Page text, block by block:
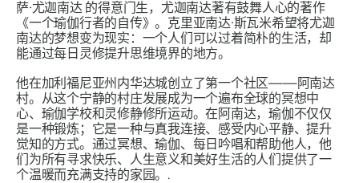
萨·尤迦南达 的得意门生，尤迦南达著有鼓舞人心的著作
《一个瑜伽行者的自传》。克里亚南达·斯瓦米希望将尤迦
南达的梦想变为现实：一个人们可以过着简朴的生活，却
能通过每日灵修提升思维境界的地方。
他在加利福尼亚州内华达城创立了第一个社区——阿南达
村。从这个宁静的村庄发展成为一个遍布全球的冥想中
心、瑜伽学校和灵修静修所运动。在阿南达，瑜伽不仅仅
是一种锻炼；它是一种与真我连接、感受内心平静、提升
觉知的方式。通过冥想、瑜伽、每日吟唱和帮助他人，他
们为所有寻求快乐、人生意义和美好生活的人们提供了一
个温暖而充满支持的家园。.